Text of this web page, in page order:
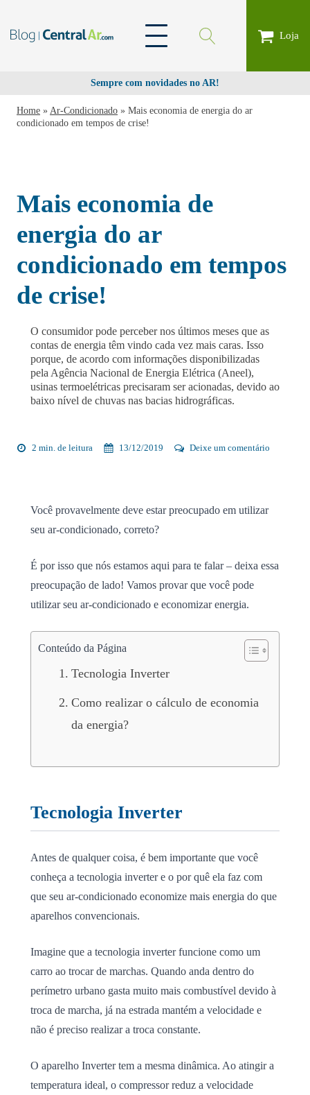
Loja
Sempre com novidades no AR!
Home » Ar-Condicionado » Mais economia de energia do ar
condicionado em tempos de crise!
Mais economia de
energia do ar
condicionado em tempos
de crise!
O consumidor pode perceber nos últimos meses que as
contas de energia têm vindo cada vez mais caras. Isso
porque, de acordo com informações disponibilizadas
pela Agência Nacional de Energia Elétrica (Aneel),
usinas termoelétricas precisaram ser acionadas, devido ao
baixo nível de chuvas nas bacias hidrográficas.
2 min. de leitura 13/12/2019 Deixe um comentário
Você provavelmente deve estar preocupado em utilizar
seu ar-condicionado, correto?
É por isso que nós estamos aqui para te falar – deixa essa
preocupação de lado! Vamos provar que você pode
utilizar seu ar-condicionado e economizar energia.
Conteúdo da Página
Tecnologia Inverter
Como realizar o cálculo de economia
da energia?
Tecnologia Inverter
Antes de qualquer coisa, é bem importante que você
conheça a tecnologia inverter e o por quê ela faz com
que seu ar-condicionado economize mais energia do que
aparelhos convencionais.
Imagine que a tecnologia inverter funcione como um
carro ao trocar de marchas. Quando anda dentro do
perímetro urbano gasta muito mais combustível devido à
troca de marcha, já na estrada mantém a velocidade e
não é preciso realizar a troca constante.
O aparelho Inverter tem a mesma dinâmica. Ao atingir a
temperatura ideal, o compressor reduz a velocidade